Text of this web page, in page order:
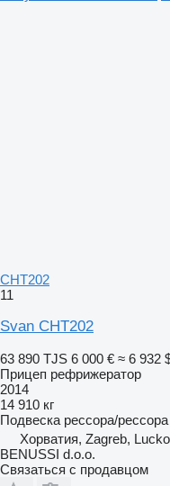
CHT202
11
Svan CHT202
63 890 TJS 6 000 € ≈ 6 932
Прицеп рефрижератор
2014
14 910 кг
Подвеска рессора/рессора
Хорватия, Zagreb, Lucko
BENUSSI d.o.o.
Связаться с продавцом